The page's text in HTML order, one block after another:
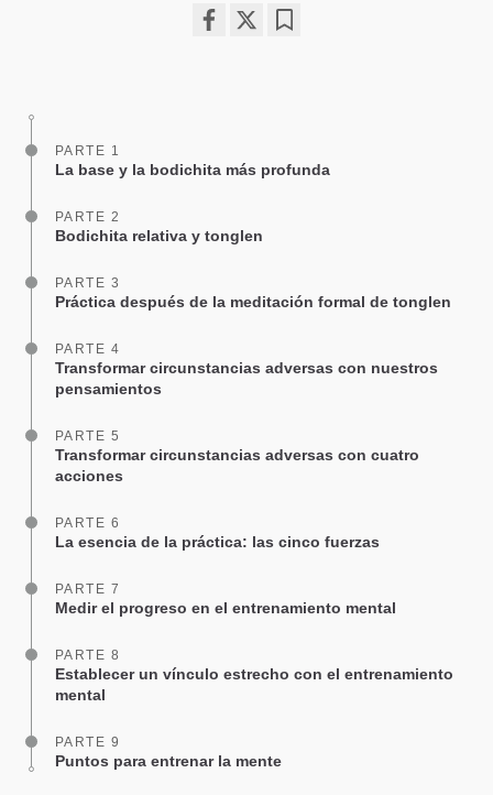
PARTE 1
La base y la bodichita más profunda
PARTE 2
Bodichita relativa y tonglen
PARTE 3
Práctica después de la meditación formal de tonglen
PARTE 4
Transformar circunstancias adversas con nuestros
pensamientos
PARTE 5
Transformar circunstancias adversas con cuatro
acciones
PARTE 6
La esencia de la práctica: las cinco fuerzas
PARTE 7
Medir el progreso en el entrenamiento mental
PARTE 8
Establecer un vínculo estrecho con el entrenamiento
mental
PARTE 9
Puntos para entrenar la mente